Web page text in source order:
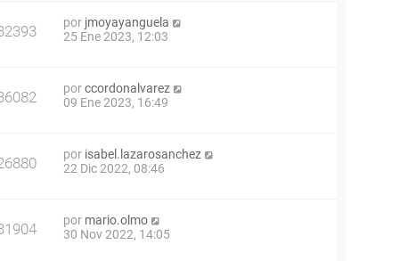
por jmoyayanguela
25 Ene 2023, 12:03
porccordonalvarez
09 Ene 2023, 16:49
por isabel.lazarosanchez
22 Dic 2022, 08:46
por mario.olmo
30 Nov 2022, 14:05